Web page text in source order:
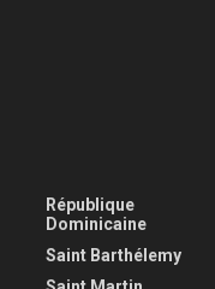
République
Dominicaine
Saint Barthélemy